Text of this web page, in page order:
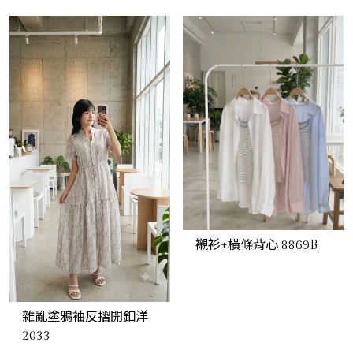
雜亂塗鴉袖反摺開釦洋
2033
襯衫+橫條背心 8869B